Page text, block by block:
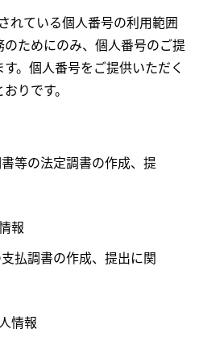
れている個人番号の利用範囲
ためにのみ、個人番号のご提
。個人番号をご提供いただく
りです。
等の法定調書の作成、提
報
払調書の作成、提出に関
情報